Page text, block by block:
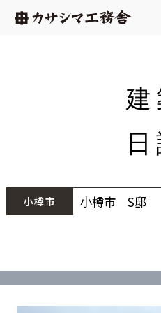
建
小樽市 小樽市 S邸